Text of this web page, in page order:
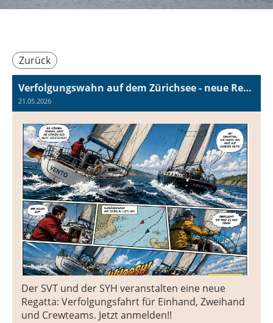
Zurück
Verfolgungswahn auf dem Zürichsee - neue Regatta am 6. Juni
21.05.2026
Der SVT und der SYH veranstalten eine neue
Regatta: Verfolgungsfahrt für Einhand, Zweihand
und Crewteams. Jetzt anmelden!!